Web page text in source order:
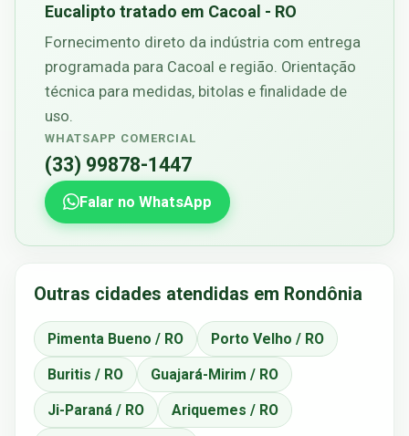
Eucalipto tratado em Cacoal - RO
Fornecimento direto da indústria com entrega
programada para Cacoal e região. Orientação
técnica para medidas, bitolas e finalidade de
uso.
WHATSAPP COMERCIAL
(33) 99878-1447
Falar no WhatsApp
Outras cidades atendidas em Rondônia
Pimenta Bueno / RO Porto Velho / RO
Buritis / RO Guajará-Mirim / RO
Ji-Paraná / RO Ariquemes / RO